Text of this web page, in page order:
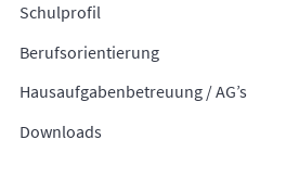
Schulprofil
Berufsorientierung
Hausaufgabenbetreuung / AG’s
Downloads